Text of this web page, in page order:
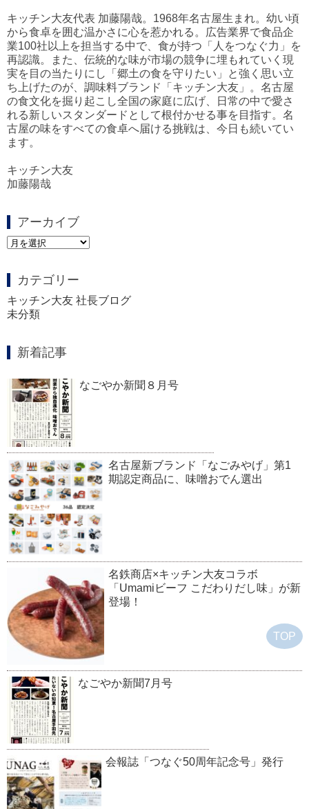
TOP
キッチン大友代表 加藤陽哉。1968年名古屋生まれ。幼い頃
から食卓を囲む温かさに心を惹かれる。広告業界で食品企
業100社以上を担当する中で、食が持つ「人をつなぐ力」を
再認識。また、伝統的な味が市場の競争に埋もれていく現
実を目の当たりにし「郷土の食を守りたい」と強く思い立
ち上げたのが、調味料ブランド「キッチン大友」。名古屋
の食文化を掘り起こし全国の家庭に広げ、日常の中で愛さ
れる新しいスタンダードとして根付かせる事を目指す。名
古屋の味をすべての食卓へ届ける挑戦は、今日も続いてい
ます。
キッチン大友
加藤陽哉
アーカイブ
ア
ブ
カテゴリー
キッチン大友 社長ブログ
未分類
新着記事
なごやか新聞８月号
名古屋新ブランド「なごみやげ」第1
期認定商品に、味噌おでん選出
名鉄商店×キッチン大友コラボ
「Umamiビーフ こだわりだし味」が新
登場！
なごやか新聞7月号
会報誌「つなぐ50周年記念号」発行